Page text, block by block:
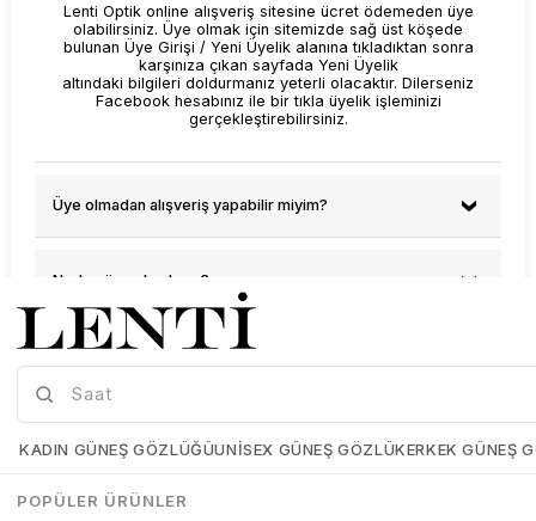
Lenti Optik online alışveriş sitesine ücret ödemeden üye
olabilirsiniz. Üye olmak için sitemizde sağ üst köşede
bulunan Üye Girişi / Yeni Üyelik alanına tıkladıktan sonra
karşınıza çıkan sayfada Yeni Üyelik
altındaki bilgileri doldurmanız yeterli olacaktır. Dilerseniz
Facebook hesabınız ile bir tıkla üyelik işleminizi
gerçekleştirebilirsiniz.
Üye olmadan alışveriş yapabilir miyim?
Neden üye olmalıyım?
Şifremi unuttum. Ne yapmalıyım?
KADIN GÜNEŞ GÖZLÜĞÜUNISEX GÜNEŞ GÖZLÜKERKEK GÜNEŞ
POPÜLER ÜRÜNLER